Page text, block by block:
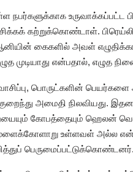
நபர்களுக்காக உருவாக்கப்பட்ட
கற்றுக்கொண்டாள்.
கைகளில் அவள்
முடியாது என்பதால், எழுத
வாசிப்பு, பொருட்களின்
அமைதி நிலவியது.
கோபத்தையும் ஹெலன்
உள்ளவள் அல்ல என்று
பெருமைப்பட்டுக்கொண்டனர்.